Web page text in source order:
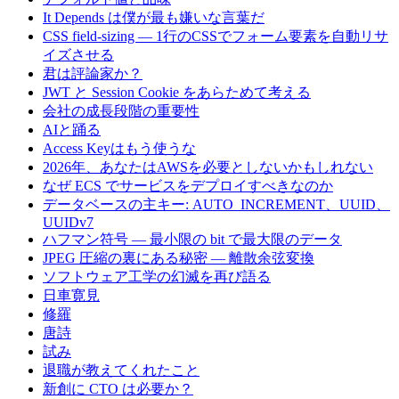
It Depends は僕が最も嫌いな言葉だ
CSS field-sizing — 1行のCSSでフォーム要素を自動リサ
イズさせる
君は評論家か？
JWT と Session Cookie をあらためて考える
会社の成長段階の重要性
AIと踊る
Access Keyはもう使うな
2026年、あなたはAWSを必要としないかもしれない
なぜ ECS でサービスをデプロイすべきなのか
データベースの主キー: AUTO_INCREMENT、UUID、
UUIDv7
ハフマン符号 — 最小限の bit で最大限のデータ
JPEG 圧縮の裏にある秘密 — 離散余弦変換
ソフトウェア工学の幻滅を再び語る
日車寛見
修羅
唐詩
試み
退職が教えてくれたこと
新創に CTO は必要か？